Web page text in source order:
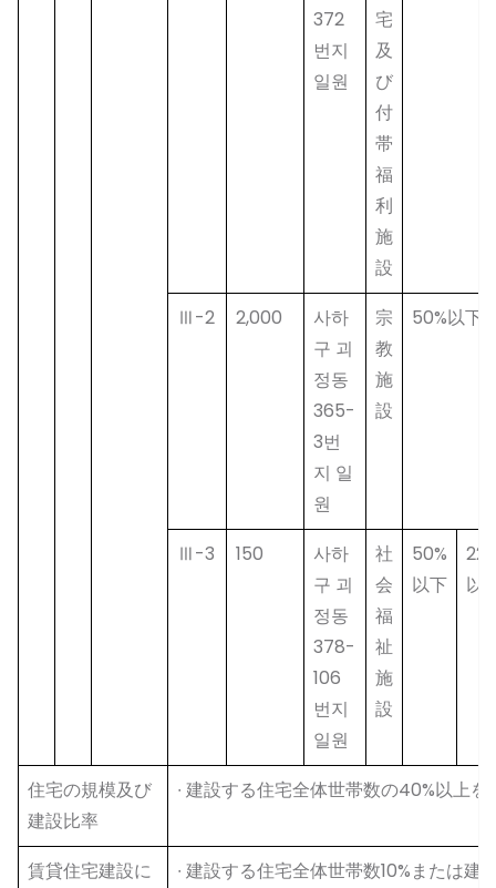
372
번지
일원
宅
及
び
付
帯
福
利
施
設
Ⅲ-2
2,000
사하
구 괴
정동
365-
3번
지 일
원
宗
教
施
設
50%以下
Ⅲ-3 150
사하
구 괴
정동
378-
106
번지
일원
社
会
福
祉
施
設
50%
以下
以
住宅の規模及び
建設比率
∙ 建設する住宅全体世帯数の40%以上
賃貸住宅建設に
∙ 建設する住宅全体世帯数10%または